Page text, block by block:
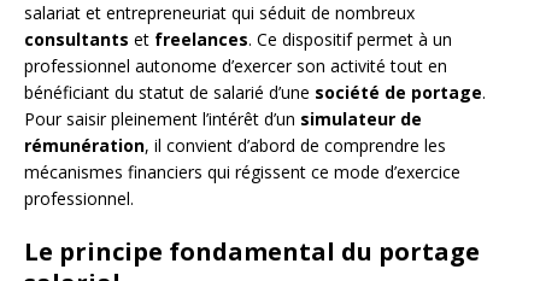
salariat et entrepreneuriat qui séduit de nombreux
consultants et freelances. Ce dispositif permet à un
professionnel autonome d’exercer son activité tout en
bénéficiant du statut de salarié d’une société de portage.
Pour saisir pleinement l’intérêt d’un simulateur de
rémunération, il convient d’abord de comprendre les
mécanismes financiers qui régissent ce mode d’exercice
professionnel.
Le principe fondamental du portage